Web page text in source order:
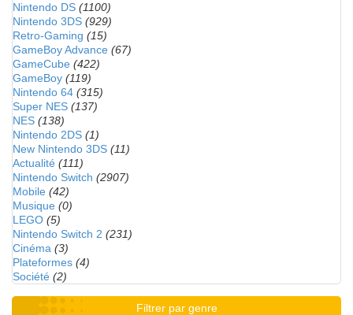
Nintendo DS (1100)
Nintendo 3DS (929)
Retro-Gaming (15)
GameBoy Advance (67)
GameCube (422)
GameBoy (119)
Nintendo 64 (315)
Super NES (137)
NES (138)
Nintendo 2DS (1)
New Nintendo 3DS (11)
Actualité (111)
Nintendo Switch (2907)
Mobile (42)
Musique (0)
LEGO (5)
Nintendo Switch 2 (231)
Cinéma (3)
Plateformes (4)
Société (2)
Filtrer par genre